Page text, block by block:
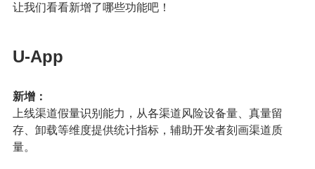
让我们看看新增了哪些功能吧！
U-App
新增：
上线渠道假量识别能力，从各渠道风险设备量、真量留
存、卸载等维度提供统计指标，辅助开发者刻画渠道质
量。